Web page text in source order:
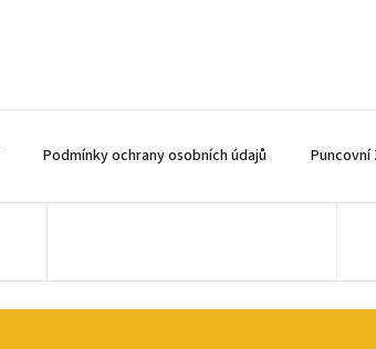
Podmínky ochrany osobních údajů Puncovní